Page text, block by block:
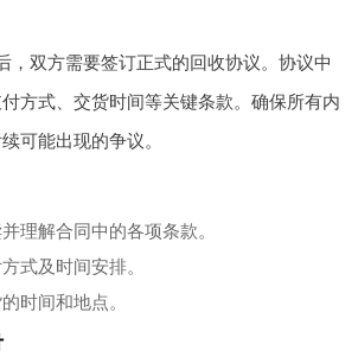
，双方需要签订正式的回收协议。协议中
方式、交货时间等关键条款。确保所有内
可能出现的争议。
理解合同中的各项条款。
式及时间安排。
时间和地点。